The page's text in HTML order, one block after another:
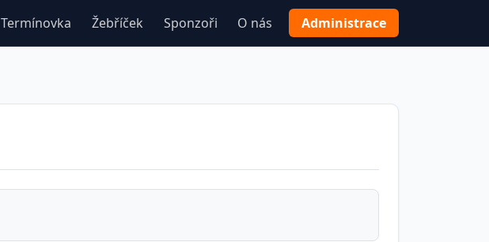
Termínovka Žebříček Sponzoři O nás Administrace